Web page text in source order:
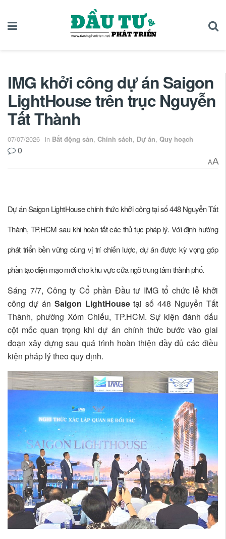
IMG khởi công dự án Saigon
LightHouse trên trục Nguyễn
Tất Thành
07/07/2026 in Bất động sản, Chính sách, Dự án, Quy hoạch
0
AA
Dự án Saigon LightHouse chính thức khởi công tại số 448 Nguyễn Tất
Thành, TP.HCM sau khi hoàn tất các thủ tục pháp lý. Với định hướng
phát triển bền vững cùng vị trí chiến lược, dự án được kỳ vọng góp
phần tạo diện mạo mới cho khu vực cửa ngõ trung tâm thành phố.
Sáng 7/7, Công ty Cổ phần Đầu tư IMG tổ chức lễ khởi
công dự án Saigon LightHousetại số 448 Nguyễn Tất
Thành, phường Xóm Chiếu, TP.HCM. Sự kiện đánh dấu
cột mốc quan trọng khi dự án chính thức bước vào giai
đoạn xây dựng sau quá trình hoàn thiện đầy đủ các điều
kiện pháp lý theo quy định.